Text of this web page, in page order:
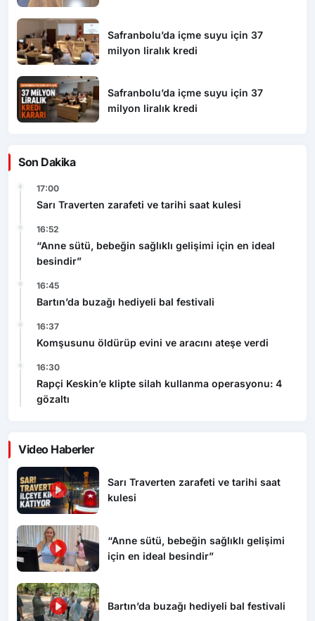
Safranbolu’da içme suyu için 37
milyon liralık kredi
Safranbolu’da içme suyu için 37
milyon liralık kredi
Son Dakika
17:00
Sarı Traverten zarafeti ve tarihi saat kulesi
16:52
“Anne sütü, bebeğin sağlıklı gelişimi için en ideal
besindir”
16:45
Bartın’da buzağı hediyeli bal festivali
16:37
Komşusunu öldürüp evini ve aracını ateşe verdi
16:30
Rapçi Keskin’e klipte silah kullanma operasyonu: 4
gözaltı
Video Haberler
Sarı Traverten zarafeti ve tarihi saat
kulesi
“Anne sütü, bebeğin sağlıklı gelişimi
için en ideal besindir”
Bartın’da buzağı hediyeli bal festivali